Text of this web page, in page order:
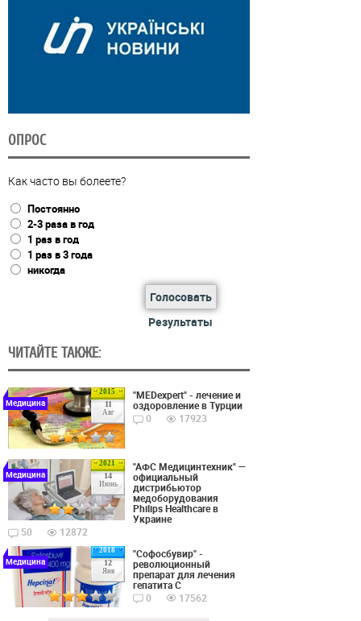
ОПРОС
Как часто вы болеете?
Постоянно
2-3 раза в год
1 раз в год
1 раз в 3 года
никогда
Голосовать
Результаты
ЧИТАЙТЕ ТАКЖЕ:
2015
11
Авг
Медицина
"MEDexpert" - лечение и
оздоровление в Турции
0
17923
2021
14
Июнь
Медицина
"АФС Медицинтехник" —
официальный
дистрибьютор
медоборудования
Philips Healthcare в
Украине
50
12872
2018
12
Янв
Медицина
"Софосбувир" -
революционный
препарат для лечения
гепатита С
0
17562